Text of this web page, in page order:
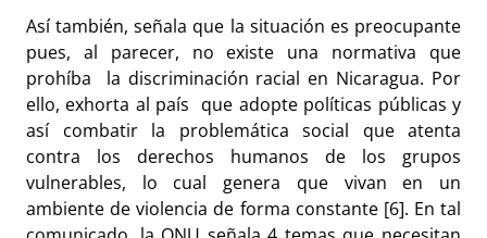
Así también, señala que la situación es preocupante
pues, al parecer, no existe una normativa que
prohíba la discriminación racial en Nicaragua. Por
ello, exhorta al país que adopte políticas públicas y
así combatir la problemática social que atenta
contra los derechos humanos de los grupos
vulnerables, lo cual genera que vivan en un
ambiente de violencia de forma constante [6]. En tal